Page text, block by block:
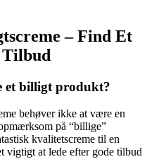
– Find Et
et billigt produkt?
behøver ikke at være en
på “billige”
kvalitetscreme til en
vigtigt at lede efter gode tilbud